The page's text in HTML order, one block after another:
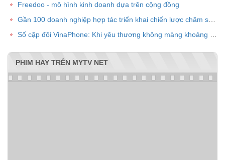
Freedoo - mô hình kinh doanh dựa trên cộng đồng
PHIM HAY TRÊN MYTV NET